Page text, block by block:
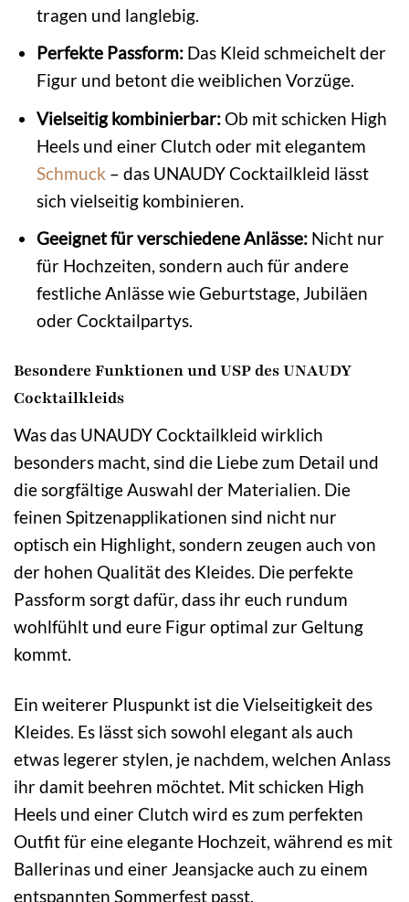
tragen und langlebig.
Perfekte Passform:Das Kleid schmeichelt der
Figur und betont die weiblichen Vorzüge.
Vielseitig kombinierbar:Ob mit schicken High
Heels und einer Clutch oder mit elegantem
Schmuck – das UNAUDY Cocktailkleid lässt
sich vielseitig kombinieren.
Geeignet für verschiedene Anlässe:Nicht nur
für Hochzeiten, sondern auch für andere
festliche Anlässe wie Geburtstage, Jubiläen
oder Cocktailpartys.
Besondere Funktionen und USP des UNAUDY
Cocktailkleids
Was das UNAUDY Cocktailkleid wirklich
besonders macht, sind die Liebe zum Detail und
die sorgfältige Auswahl der Materialien. Die
feinen Spitzenapplikationen sind nicht nur
optisch ein Highlight, sondern zeugen auch von
der hohen Qualität des Kleides. Die perfekte
Passform sorgt dafür, dass ihr euch rundum
wohlfühlt und eure Figur optimal zur Geltung
kommt.
Ein weiterer Pluspunkt ist die Vielseitigkeit des
Kleides. Es lässt sich sowohl elegant als auch
etwas legerer stylen, je nachdem, welchen Anlass
ihr damit beehren möchtet. Mit schicken High
Heels und einer Clutch wird es zum perfekten
Outfit für eine elegante Hochzeit, während es mit
Ballerinas und einer Jeansjacke auch zu einem
entspannten Sommerfest passt.